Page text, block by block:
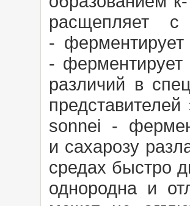
расщепляет
-
-
различий в
sonnei -
и сахарозу
средах быстро
однородна и